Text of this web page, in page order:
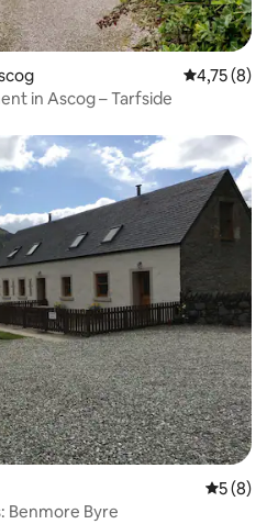
4,75 (8)
in Ascog – Tarfside
5 (8)
Benmore Byre